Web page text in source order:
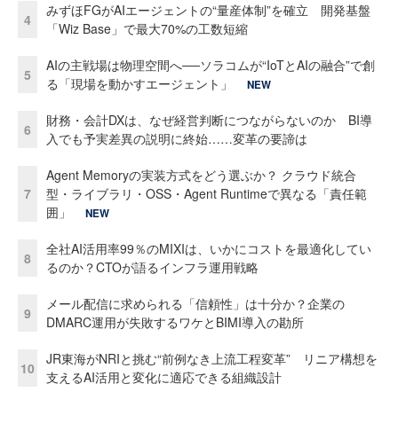
4
みずほFGがAIエージェントの“量産体制”を確立 開発基盤
「Wiz Base」で最大70%の工数短縮
5
AIの主戦場は物理空間へ──ソラコムが“IoTとAIの融合”で創
る「現場を動かすエージェント」
NEW
6
財務・会計DXは、なぜ経営判断につながらないのか BI導
入でも予実差異の説明に終始……変革の要諦は
7
Agent Memoryの実装方式をどう選ぶか？ クラウド統合
型・ライブラリ・OSS・Agent Runtimeで異なる「責任範
囲」
NEW
8
全社AI活用率99％のMIXIは、いかにコストを最適化してい
るのか？CTOが語るインフラ運用戦略
9
メール配信に求められる「信頼性」は十分か？企業の
DMARC運用が失敗するワケとBIMI導入の勘所
10
JR東海がNRIと挑む“前例なき上流工程変革” リニア構想を
支えるAI活用と変化に適応できる組織設計